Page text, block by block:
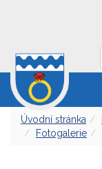
Úvodní stránka
Fotogalerie